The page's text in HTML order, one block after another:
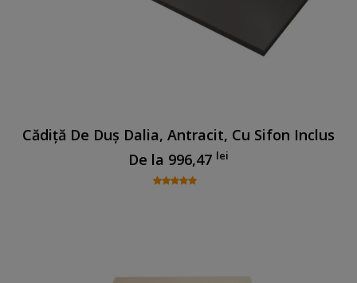
Cădiță De Duș Dalia, Antracit, Cu Sifon Inclus
De la 996,47 lei